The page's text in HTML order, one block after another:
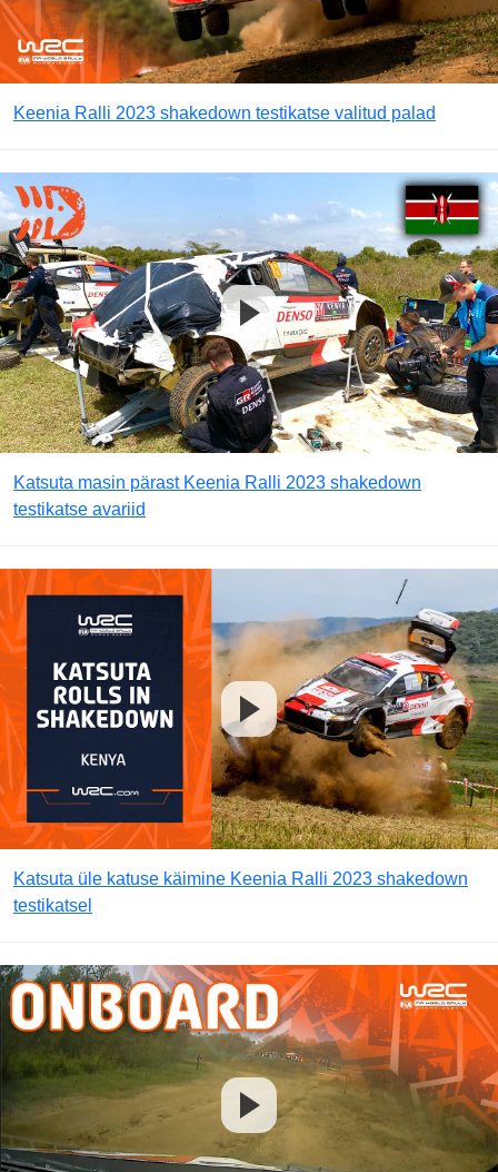
Keenia Ralli 2023 shakedown testikatse valitud palad
Katsuta masin pärast Keenia Ralli 2023 shakedown
testikatse avariid
Katsuta üle katuse käimine Keenia Ralli 2023 shakedown
testikatsel